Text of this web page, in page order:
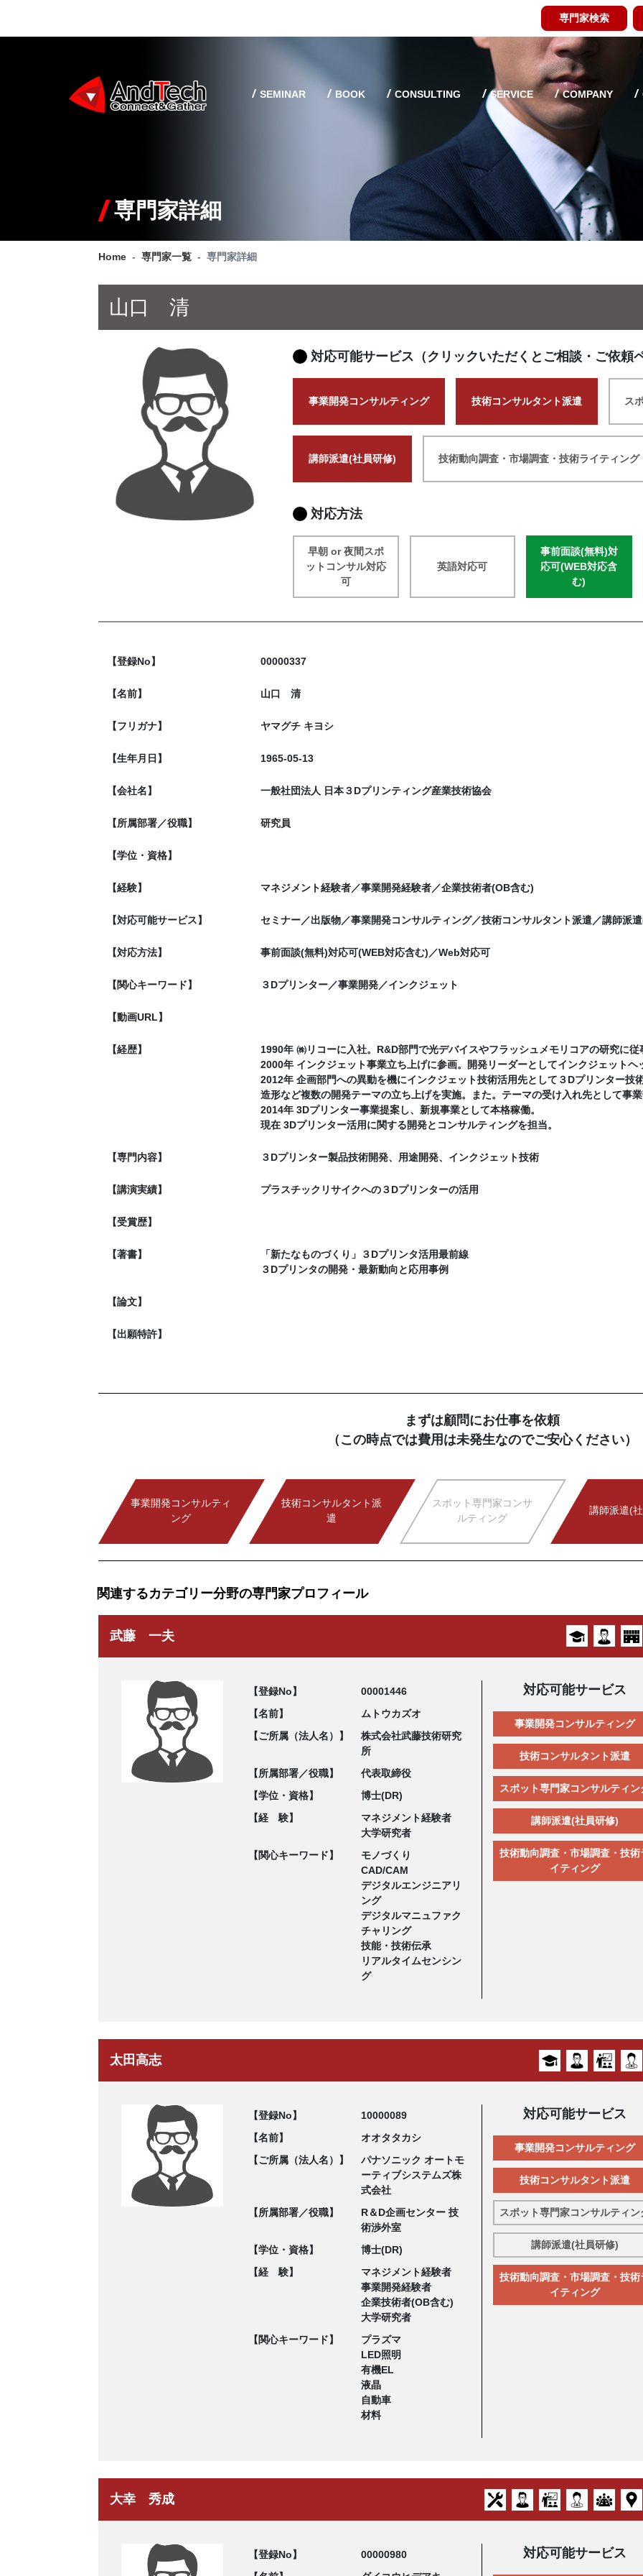
専門家検索
SEMINAR BOOK CONSULTING SERVICE COMPANY
専門家詳細
Home 専門家一覧 専門家詳細
山口 清
対応可能サービス（クリックいただくとご相談・ご依頼
事業開発コンサルティング 技術コンサルタント派遣 ス
講師派遣(社員研修) 技術動向調査・市場調査・技術ライティング
対応方法
早朝 or 夜間スポ
ットコンサル対応
可
英語対応可
事前面談(無料)対
応可(WEB対応含
む)
【登録No】 00000337
【名前】 山口 清
【フリガナ】 ヤマグチ キヨシ
【生年月日】 1965-05-13
【会社名】 一般社団法人 日本３Dプリンティング産業技術協会
【所属部署／役職】 研究員
【学位・資格】
【経験】 マネジメント経験者／事業開発経験者／企業技術者(OB含む)
【対応可能サービス】 セミナー／出版物／事業開発コンサルティング／技術コンサルタント派遣／講師派
【対応方法】 事前面談(無料)対応可(WEB対応含む)／Web対応可
【関心キーワード】 ３Dプリンター／事業開発／インクジェット
【動画URL】
【経歴】
1990年 ㈱リコーに入社。R&D部門で光デバイスやフラッシュメモリコアの研究に従
2000年 インクジェット事業立ち上げに参画。開発リーダーとしてインクジェットヘ
2012年 企画部門への異動を機にインクジェット技術活用先として３Dプリンター技
造形など複数の開発テーマの立ち上げを実施。また。テーマの受け入れ先として事業
2014年 3Dプリンター事業提案し、新規事業として本格稼働。
現在 3Dプリンター活用に関する開発とコンサルティングを担当。
【専門内容】 ３Dプリンター製品技術開発、用途開発、インクジェット技術
【講演実績】 プラスチックリサイクへの３Dプリンターの活用
【受賞歴】
【著書】
「新たなものづくり」３Dプリンタ活用最前線
３Dプリンタの開発・最新動向と応用事例
【論文】
【出願特許】
まずは顧問にお仕事を依頼
（この時点では費用は未発生なのでご安心ください）
事業開発コンサルティ
ング
技術コンサルタント派
遣
スポット専門家コンサ
ルティング
講師派遣(
関連するカテゴリー分野の専門家プロフィール
武藤 一夫
【登録No】
00001446
【名前】
ムトウカズオ
【ご所属（法人名）】
株式会社武藤技術研究
所
【所属部署／役職】
代表取締役
【学位・資格】
博士(DR)
【経 験】
マネジメント経験者
大学研究者
【関心キーワード】
モノづくり
CAD/CAM
デジタルエンジニアリ
ング
デジタルマニュファク
チャリング
技能・技術伝承
リアルタイムセンシン
グ
対応可能サービス
事業開発コンサルティング
技術コンサルタント派遣
スポット専門家コンサルティン
講師派遣(社員研修)
技術動向調査・市場調査・技術
イティング
太田高志
【登録No】
10000089
【名前】
オオタタカシ
【ご所属（法人名）】
パナソニック オートモ
ーティブシステムズ株
式会社
【所属部署／役職】
R＆D企画センター 技
術渉外室
【学位・資格】
博士(DR)
【経 験】
マネジメント経験者
事業開発経験者
企業技術者(OB含む)
大学研究者
【関心キーワード】
プラズマ
LED照明
有機EL
液晶
自動車
材料
対応可能サービス
事業開発コンサルティング
技術コンサルタント派遣
スポット専門家コンサルティン
講師派遣(社員研修)
技術動向調査・市場調査・技術
イティング
大幸 秀成
【登録No】
00000980
対応可能サービス